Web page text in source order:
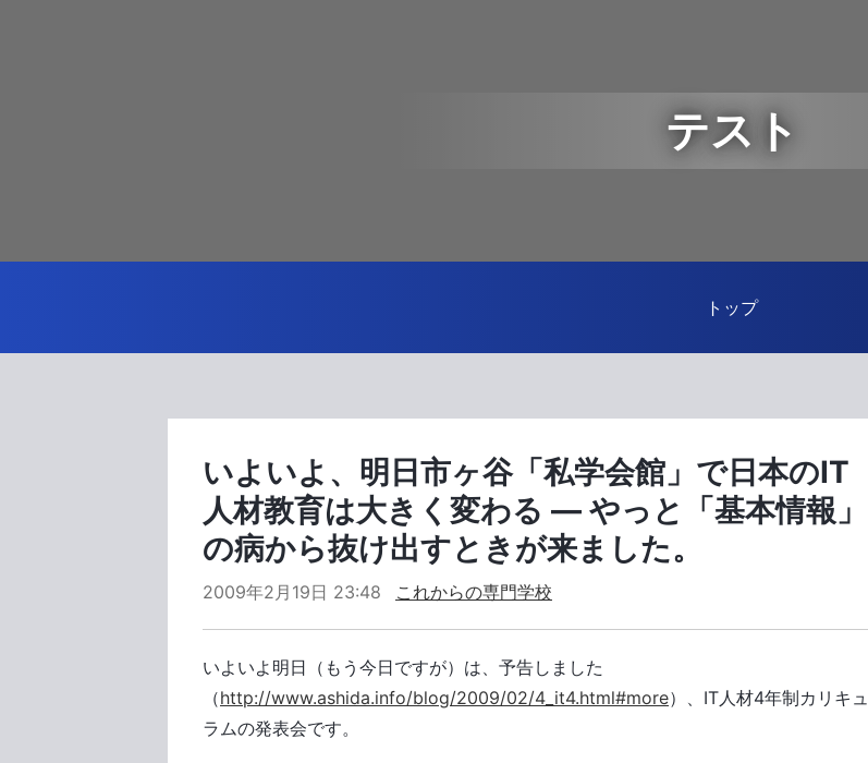
テスト
トップ
いよいよ、明日市ヶ谷「私学会館」で日本のIT
人材教育は大きく変わる ― やっと「基本情報」
の病から抜け出すときが来ました。
2009年2月19日 23:48 これからの専門学校
いよいよ明日（もう今日ですが）は、予告しました
（http://www.ashida.info/blog/2009/02/4_it4.html#more）、IT人材4年制カリキュ
ラムの発表会です。